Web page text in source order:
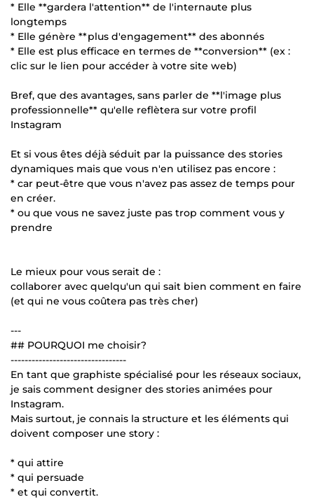
* Elle **gardera l'attention** de l'internaute plus
longtemps
* Elle génère **plus d'engagement** des abonnés
* Elle est plus efficace en termes de **conversion** (ex :
clic sur le lien pour accéder à votre site web)
Bref, que des avantages, sans parler de **l'image plus
professionnelle** qu'elle reflètera sur votre profil
Instagram
Et si vous êtes déjà séduit par la puissance des stories
dynamiques mais que vous n'en utilisez pas encore :
* car peut-être que vous n'avez pas assez de temps pour
en créer.
* ou que vous ne savez juste pas trop comment vous y
prendre
Le mieux pour vous serait de :
collaborer avec quelqu'un qui sait bien comment en faire
(et qui ne vous coûtera pas très cher)
---
## POURQUOI me choisir?
---------------------------------
En tant que graphiste spécialisé pour les réseaux sociaux,
je sais comment designer des stories animées pour
Instagram.
Mais surtout, je connais la structure et les éléments qui
doivent composer une story :
* qui attire
* qui persuade
* et qui convertit.